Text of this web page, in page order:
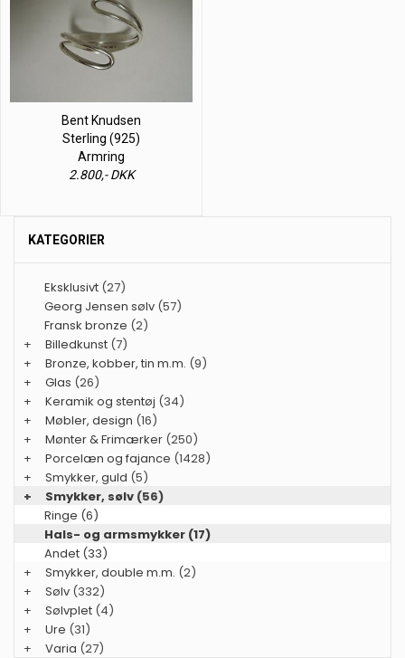
Bent Knudsen
Sterling (925)
Armring
2.800,- DKK
KATEGORIER
Eksklusivt (27)
Georg Jensen sølv (57)
Fransk bronze (2)
+
Billedkunst (7)
+
Bronze, kobber, tin m.m. (9)
+
Glas (26)
+
Keramik og stentøj (34)
+
Møbler, design (16)
+
Mønter & Frimærker (250)
+
Porcelæn og fajance (1428)
+
Smykker, guld (5)
+
Smykker, sølv (56)
Ringe (6)
Hals- og armsmykker (17)
Andet (33)
+
Smykker, double m.m. (2)
+
Sølv (332)
+
Sølvplet (4)
+
Ure (31)
+
Varia (27)